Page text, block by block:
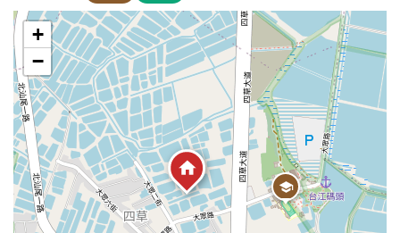
21樓以上
~ 樓
格局
不拘
1房
2房 3房
+
−